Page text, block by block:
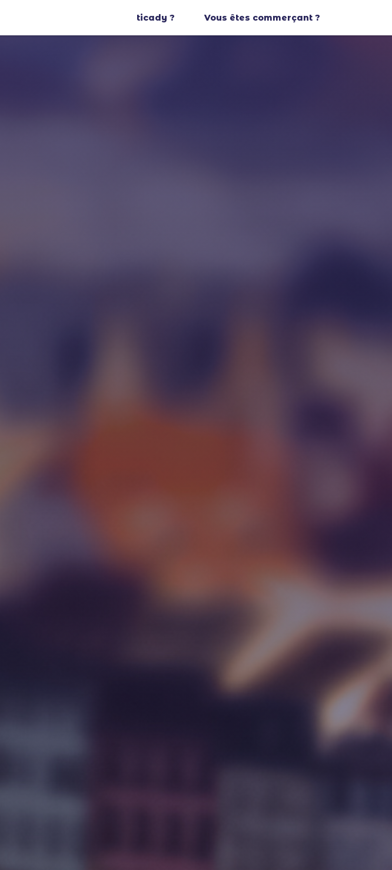
ticady ? Vous êtes commerçant ?